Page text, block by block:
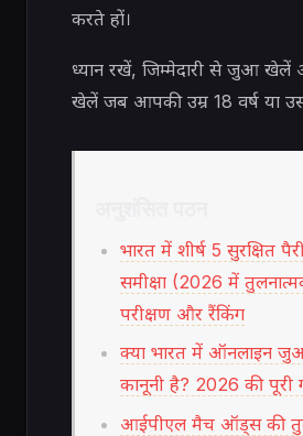
करते हों।
ध्यान रखें, जिम्मेदारी से जुआ
खेलें जब आपकी उम्र 18 वर्ष या
भारत में शीर्ष 5 सुरक्षित
समीक्षा (2026 में
परीक्षण और रैंकिंग
क्या भारत में ऑनलाइन
कानूनी है? 2026 की पूरी
आईपीएल मैच ऑड्स की